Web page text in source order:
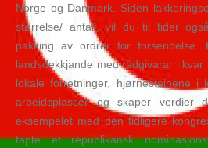
Norge og Danmark. Siden
størrelse/ antall, vil du til tider
pakking av ordrer for forsendelse.
landsdekkjande med rådgivarar i kvar
lokale forretninger, hjørnesteinene i
arbeidsplasser og skaper
eksempelet med den tidligere
tapte et republikansk